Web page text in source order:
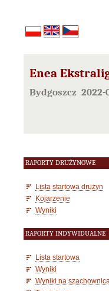
Enea
Bydgoszcz 2022-
RAPORTY DRUŻYNOWE
Lista startowa drużyn
Kojarzenie
Wyniki
RAPORTY INDYWIDUALNE
Lista startowa
Wyniki
Wyniki na